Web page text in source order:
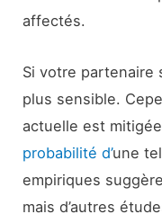
affectés.
Si votre partenaire
plus sensible.
actuelle est
probabilité d’une
empiriques
mais d’autres